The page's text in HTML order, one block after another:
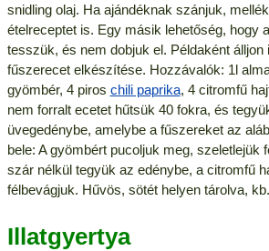
snidling olaj. Ha ajándéknak szánjuk,
ételreceptet is. Egy másik lehetőség, hogy
tesszük, és nem dobjuk el. Példaként álljon
fűszerecet elkészítése. Hozzávalók: 1l
gyömbér, 4 piros chili paprika, 4 citromfű
nem forralt ecetet hűtsük 40 fokra, és
üvegedénybe, amelybe a fűszereket az
bele: A gyömbért pucoljuk meg, szeletlejük
szár nélkül tegyük az edénybe, a citromfű
félbevágjuk. Hűvös, sötét helyen tárolva,
Illatgyertya